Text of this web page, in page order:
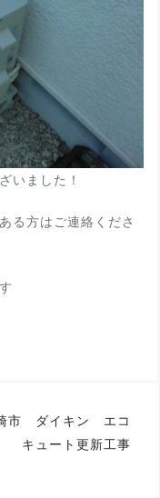
いました！
る方はご連絡くださ
市 ダイキン エコ
キュート更新工事